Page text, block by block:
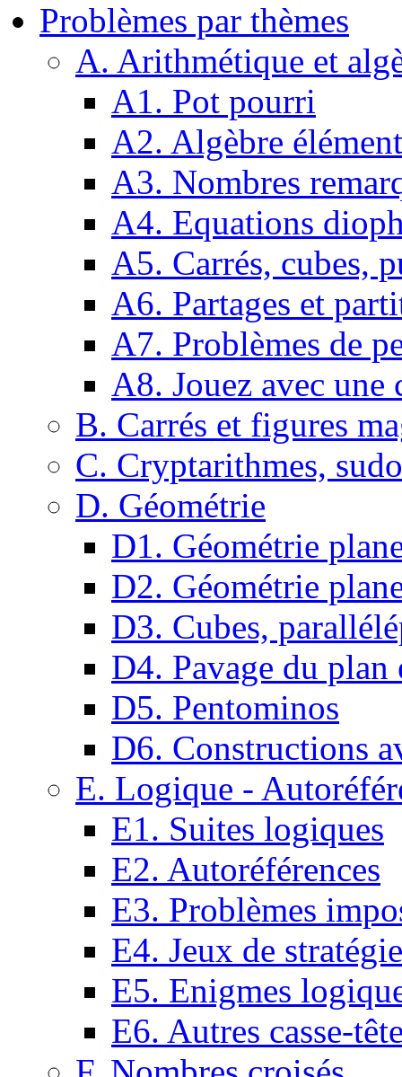
Problèmes par thèmes
A. Arithmétique et
A1. Pot pourri
A2. Algèbre
A3. Nombres
A4. Equations
A5. Carrés, cubes,
A6. Partages et
A7. Problèmes de
A8. Jouez avec une
B. Carrés et figures
C. Cryptarithmes,
D. Géométrie
D1. Géométrie
D2. Géométrie
D3. Cubes,
D4. Pavage du plan
D5. Pentominos
D6. Constructions
E. Logique -
E1. Suites logiques
E2. Autoréférences
E3. Problèmes
E4. Jeux de stratégie
E5. Enigmes
E6. Autres casse-